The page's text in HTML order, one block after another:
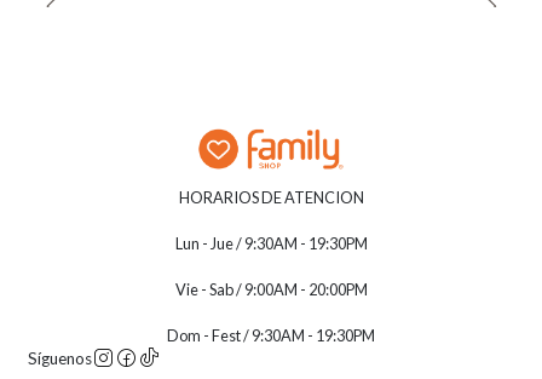
HORARIOS DE ATENCION
Lun - Jue / 9:30AM - 19:30PM
Vie - Sab / 9:00AM - 20:00PM
Dom - Fest / 9:30AM - 19:30PM
Síguenos